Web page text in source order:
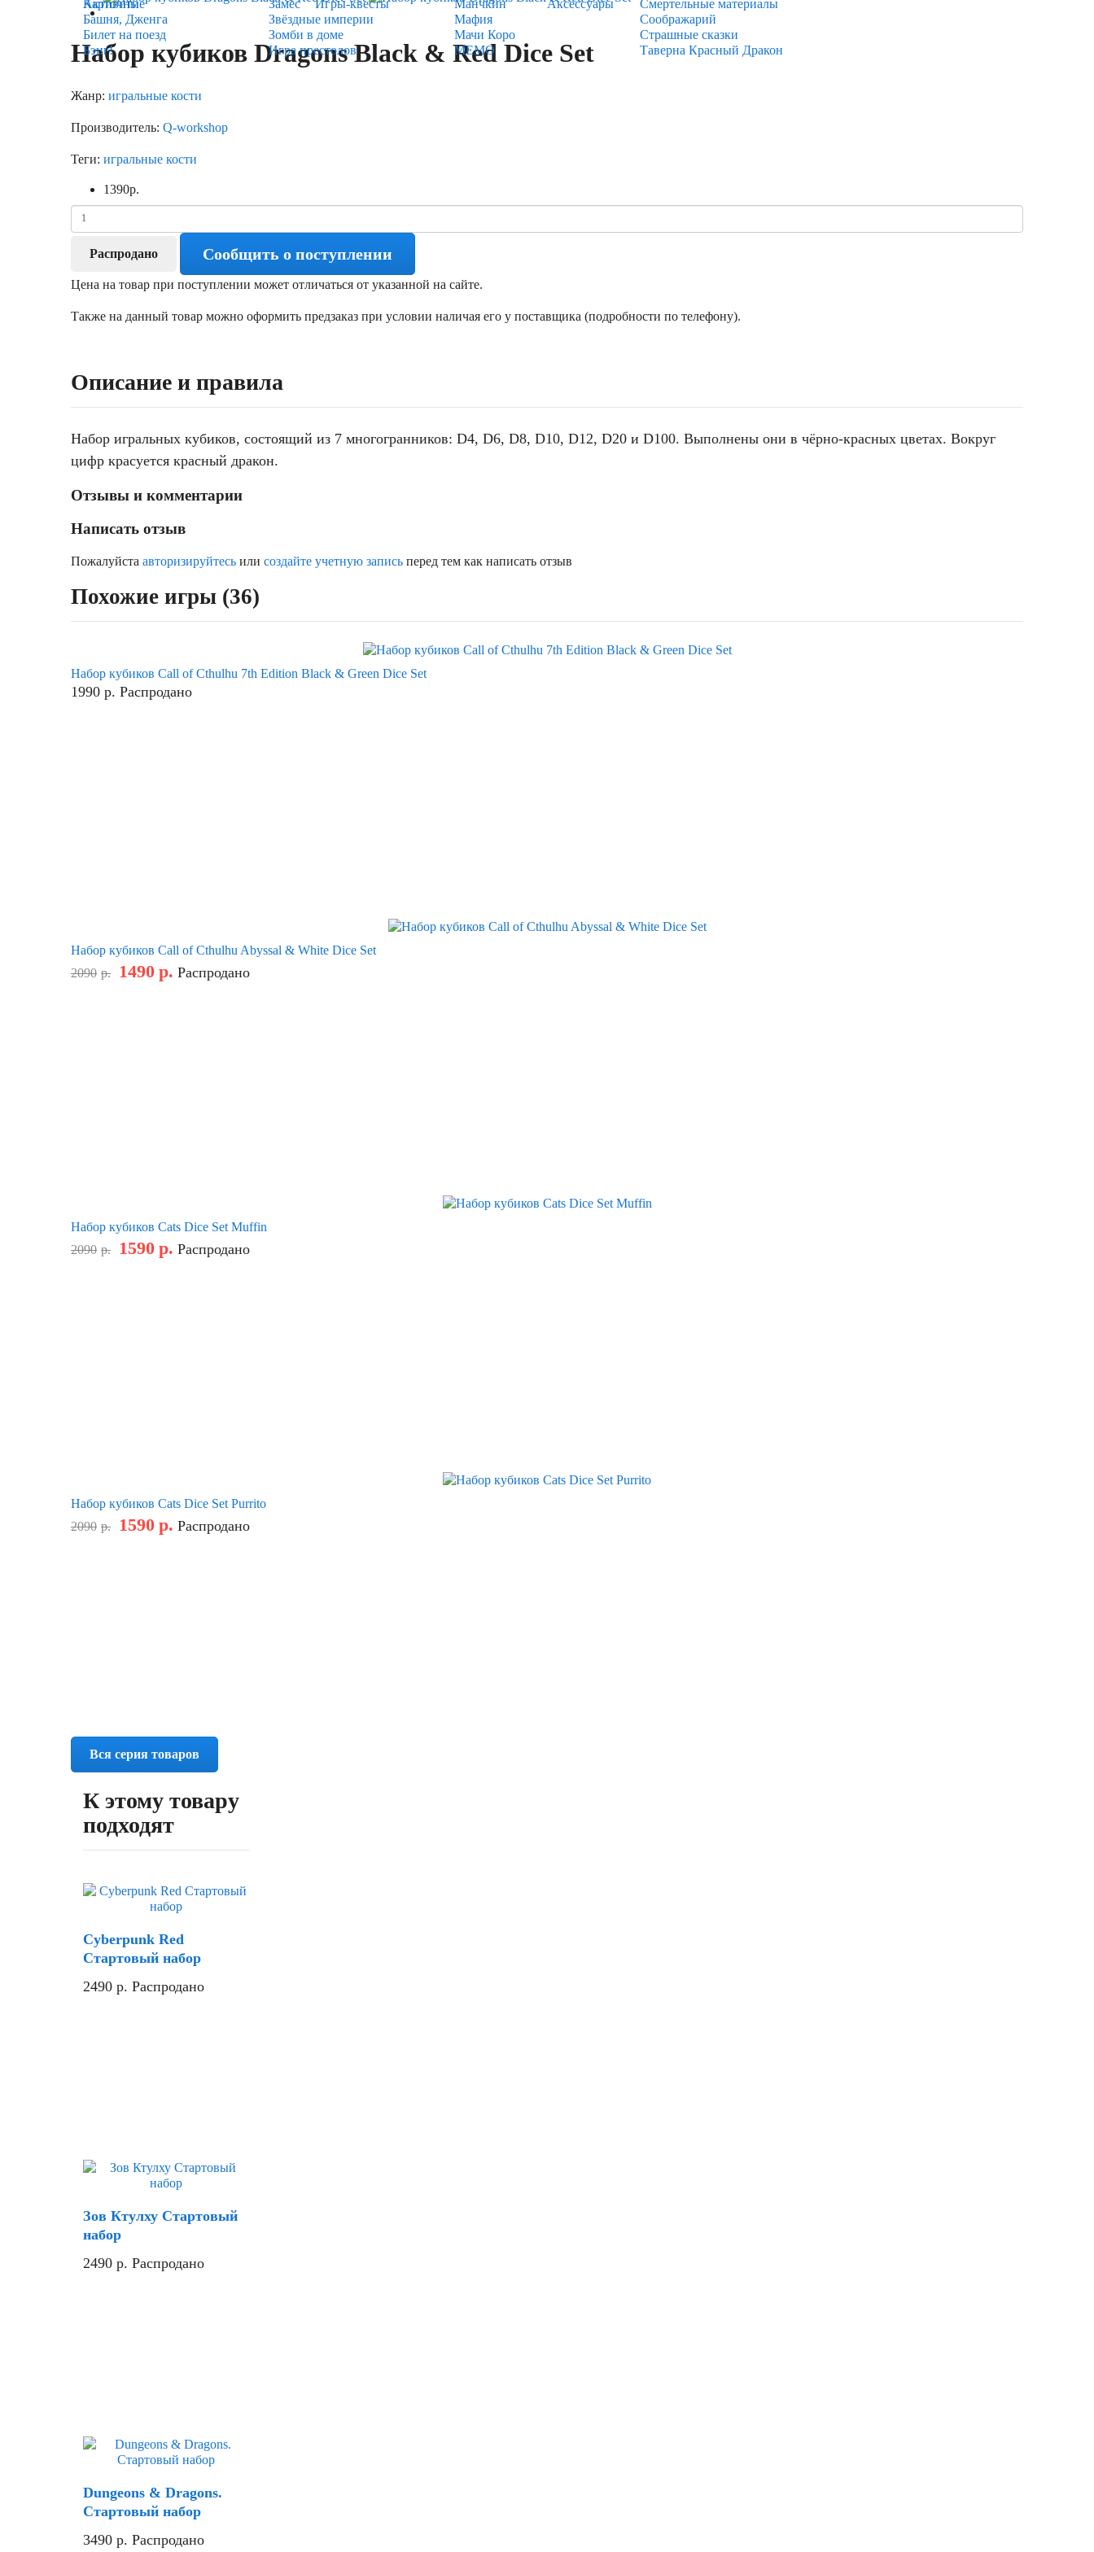
Карточные
Игры-квесты
Аксессуары
Активити
Башня, Дженга
Билет на поезд
Бэнг!
Замес
Звёздные империи
Зомби в доме
Игра престолов
Манчкин
Мафия
Мачи Коро
МЕМО
Смертельные материалы
Соображарий
Страшные сказки
Таверна Красный Дракон
Набор кубиков Dragons Black & Red Dice Set
Жанр: игральные кости
Производитель: Q-workshop
Теги: игральные кости
1390р.
Распродано Сообщить о поступлении
Цена на товар при поступлении может отличаться от указанной на сайте.
Также на данный товар можно оформить предзаказ при условии наличая его у поставщика (подробности по телефону).
Описание и правила
Набор игральных кубиков, состоящий из 7 многогранников: D4, D6, D8, D10, D12, D20 и D100. Выполнены они в чёрно-красных цветах. Вокруг
цифр красуется красный дракон.
Отзывы и комментарии
Написать отзыв
Пожалуйста авторизируйтесь или создайте учетную запись перед тем как написать отзыв
Похожие игры (36)
Набор кубиков Call of Cthulhu 7th Edition Black & Green Dice Set
1990 р. Распродано
Набор кубиков Call of Cthulhu Abyssal & White Dice Set
2090 р. 1490 р. Распродано
Набор кубиков Cats Dice Set Muffin
2090 р. 1590 р. Распродано
Набор кубиков Cats Dice Set Purrito
2090 р. 1590 р. Распродано
Вся серия товаров
К этому товару
подходят
Cyberpunk Red
Стартовый набор
2490 р. Распродано
Зов Ктулху Стартовый
набор
2490 р. Распродано
Dungeons & Dragons.
Стартовый набор
3490 р. Распродано